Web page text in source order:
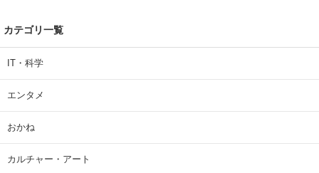
カテゴリ一覧
IT・科学
エンタメ
おかね
カルチャー・アート